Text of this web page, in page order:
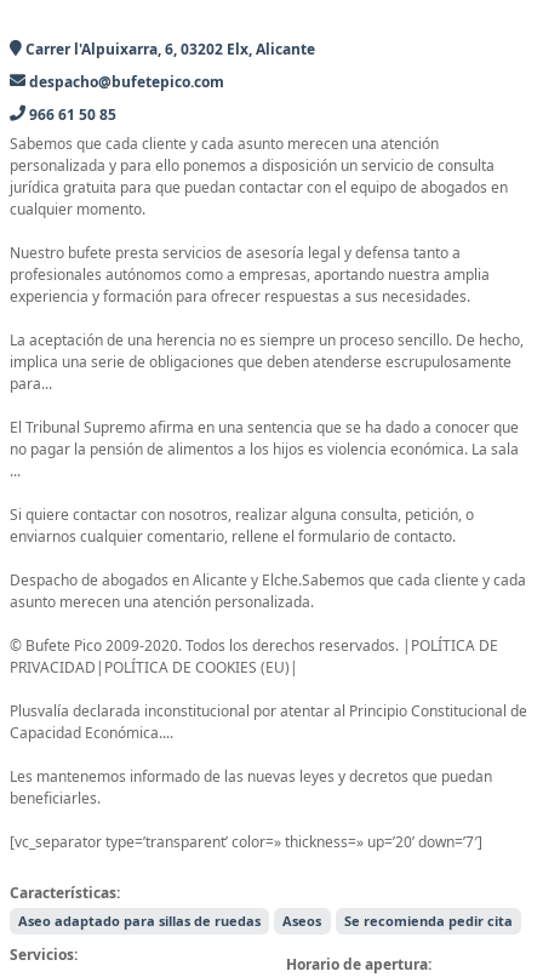
Carrer l'Alpuixarra, 6, 03202 Elx, Alicante
despacho@bufetepico.com
966 61 50 85
Sabemos que cada cliente y cada asunto merecen una atención
personalizada y para ello ponemos a disposición un servicio de consulta
jurídica gratuita para que puedan contactar con el equipo de abogados en
cualquier momento.
Nuestro bufete presta servicios de asesoría legal y defensa tanto a
profesionales autónomos como a empresas, aportando nuestra amplia
experiencia y formación para ofrecer respuestas a sus necesidades.
La aceptación de una herencia no es siempre un proceso sencillo. De hecho,
implica una serie de obligaciones que deben atenderse escrupulosamente
para...
El Tribunal Supremo afirma en una sentencia que se ha dado a conocer que
no pagar la pensión de alimentos a los hijos es violencia económica. La sala
...
Si quiere contactar con nosotros, realizar alguna consulta, petición, o
enviarnos cualquier comentario, rellene el formulario de contacto.
Despacho de abogados en Alicante y Elche.Sabemos que cada cliente y cada
asunto merecen una atención personalizada.
© Bufete Pico 2009-2020. Todos los derechos reservados. |POLÍTICA DE
PRIVACIDAD|POLÍTICA DE COOKIES (EU)|
Plusvalía declarada inconstitucional por atentar al Principio Constitucional de
Capacidad Económica....
Les mantenemos informado de las nuevas leyes y decretos que puedan
beneficiarles.
[vc_separator type=’transparent’ color=» thickness=» up=’20’ down=’7′]
Características:
Aseo adaptado para sillas de ruedas Aseos Se recomienda pedir cita
Servicios:
Horario de apertura: